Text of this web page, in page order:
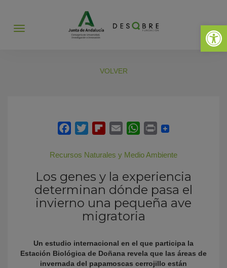
Abrir
Abrir
VOLVER
Recursos Naturales y Medio Ambiente
Los genes y la experiencia
determinan dónde pasa el
invierno una pequeña ave
migratoria
Un estudio internacional en el que participa la
Estación Biológica de Doñana revela que las áreas de
invernada del papamoscas cerrojillo están